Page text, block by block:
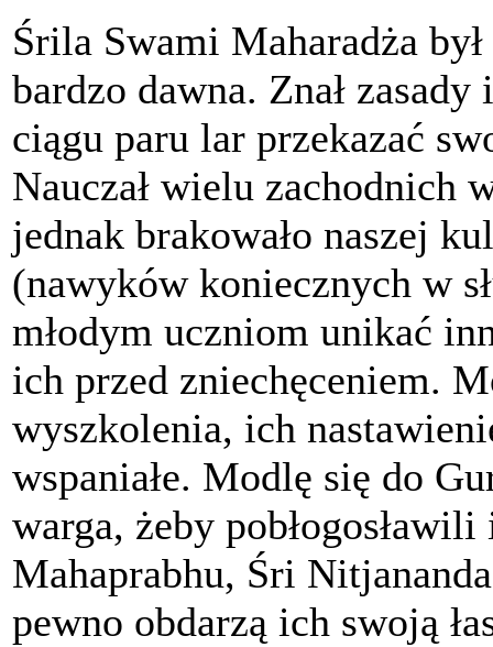
Śrila Swami Maharadża
bardzo dawna. Znał
ciągu paru lar przekazać
Nauczał wielu
jednak brakowało naszej
(nawyków koniecznych w
młodym uczniom unikać
ich przed zniechęceniem.
wyszkolenia, ich
wspaniałe. Modlę się do
warga, żeby
Mahaprabhu, Śri
pewno obdarzą ich swoją